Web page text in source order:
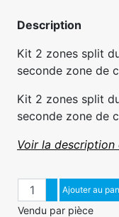
Description
Kit 2 zones split
seconde zone de
Kit 2 zones split
seconde zone de
Voir la description
QuantitéAugmenter
Diminuer
Ajouter au
Vendu par pièce